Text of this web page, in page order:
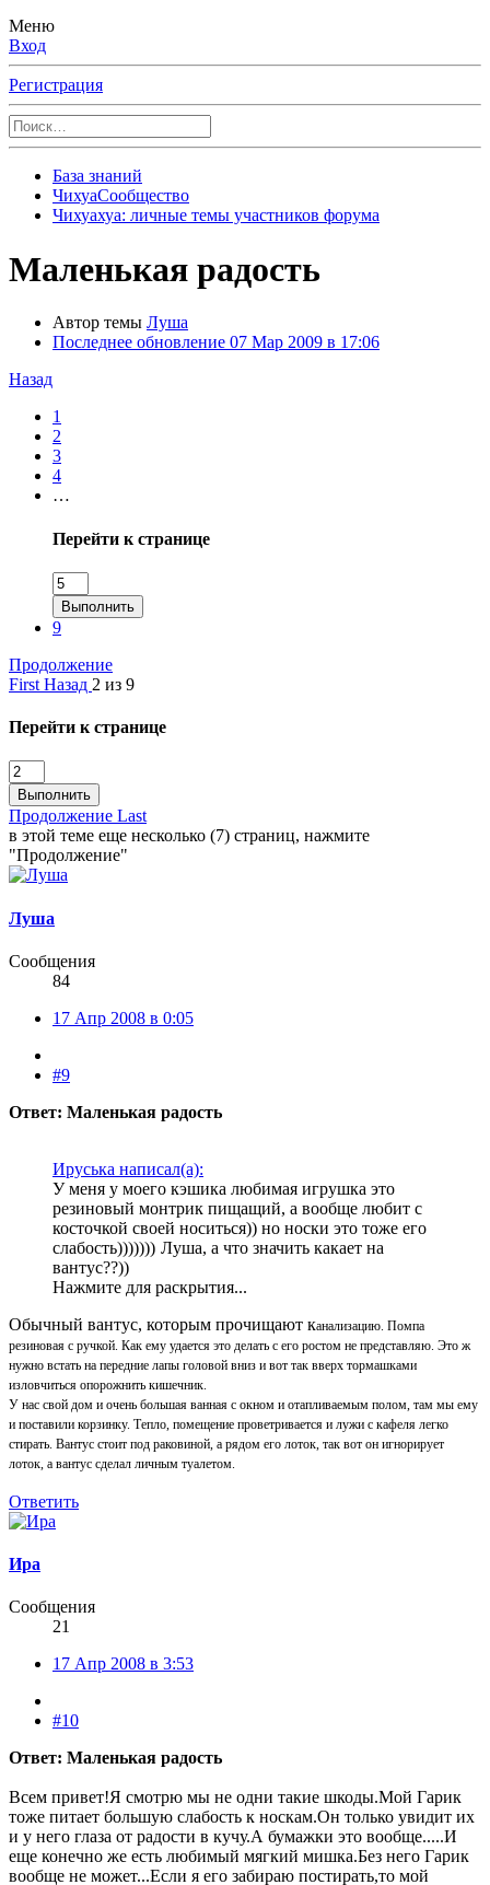
Меню
Вход
Регистрация
База знаний
ЧихуаСообщество
Чихуахуа: личные темы участников форума
Маленькая радость
Автор темы Луша
Последнее обновление 07 Мар 2009 в 17:06
Назад
1
2
3
4
…
Перейти к странице
Выполнить
9
Продолжение
First Назад 2 из 9
Перейти к странице
Выполнить
Продолжение Last
в этой теме еще несколько (7) страниц, нажмите
"Продолжение"
Луша
Сообщения
84
17 Апр 2008 в 0:05
#9
Ответ: Маленькая радость
Ируська написал(а):
У меня у моего кэшика любимая игрушка это
резиновый монтрик пищащий, а вообще любит с
косточкой своей носиться)) но носки это тоже его
слабость))))))) Луша, а что значить какает на
вантус??))
Нажмите для раскрытия...
Обычный вантус, которым прочищают канализацию. Помпа
резиновая с ручкой. Как ему удается это делать с его ростом не представляю. Это ж
нужно встать на передние лапы головой вниз и вот так вверх тормашками
изловчиться опорожнить кишечник.
У нас свой дом и очень большая ванная с окном и отапливаемым полом, там мы ему
и поставили корзинку. Тепло, помещение проветривается и лужи с кафеля легко
стирать. Вантус стоит под раковиной, а рядом его лоток, так вот он игнорирует
лоток, а вантус сделал личным туалетом.
Ответить
Ира
Сообщения
21
17 Апр 2008 в 3:53
#10
Ответ: Маленькая радость
Всем привет!Я смотрю мы не одни такие шкоды.Мой Гарик
тоже питает большую слабость к носкам.Он только увидит их
и у него глаза от радости в кучу.А бумажки это вообще.....И
еще конечно же есть любимый мягкий мишка.Без него Гарик
вообще не может...Если я его забираю постирать,то мой